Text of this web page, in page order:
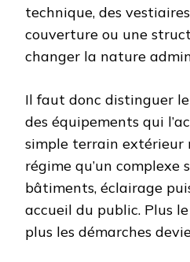
technique, des
couverture ou une
changer la nature
Il faut donc distinguer
des équipements qui
simple terrain extérieur
régime qu’un complexe
bâtiments, éclairage
accueil du public. Plus
plus les démarches